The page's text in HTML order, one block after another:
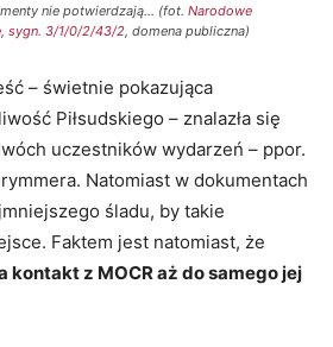
nie potwierdzają… (fot. Narodowe
sygn. 3/1/0/2/43/2, domena publiczna)
– świetnie pokazująca
Piłsudskiego – znalazła się
uczestników wydarzeń – ppor.
Natomiast w dokumentach
śladu, by takie
Faktem jest natomiast, że
kontakt z MOCR aż do samego jej